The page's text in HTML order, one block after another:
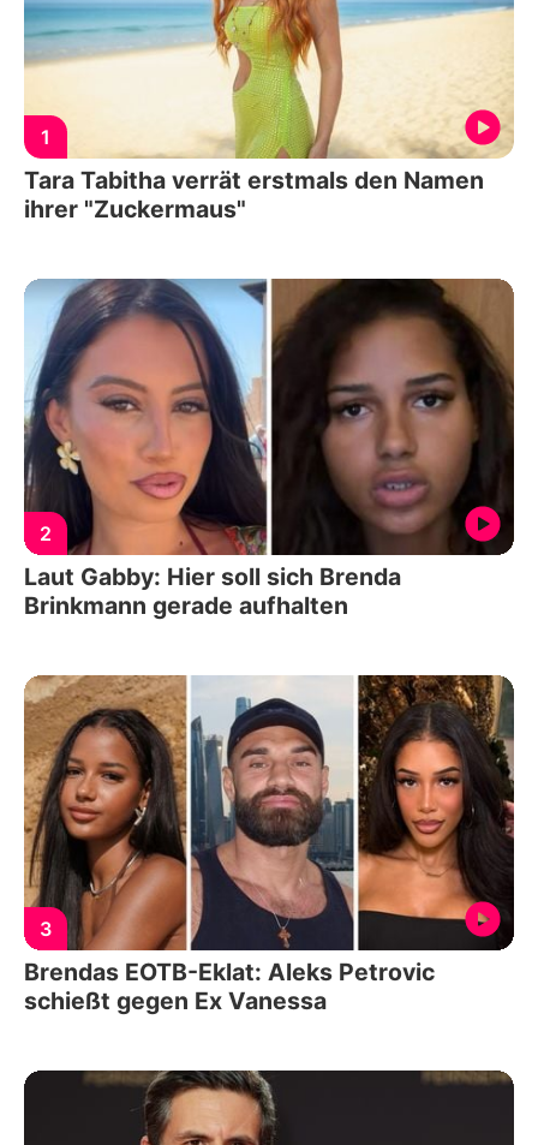
1
Tara Tabitha verrät erstmals den Namen
ihrer "Zuckermaus"
2
Laut Gabby: Hier soll sich Brenda
Brinkmann gerade aufhalten
3
Brendas EOTB-Eklat: Aleks Petrovic
schießt gegen Ex Vanessa